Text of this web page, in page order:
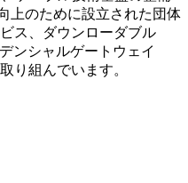
上のために設立された団体
ス、ダウンローダブル
ンシャルゲートウェイ
り組んでいます。